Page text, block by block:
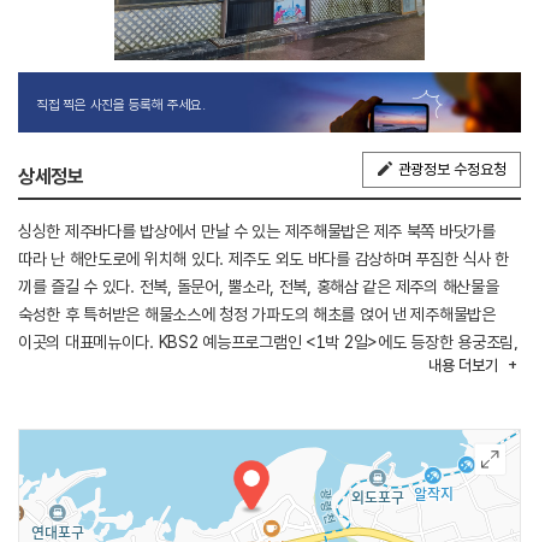
직접 찍은 사진을 등록해 주세요.
상세정보 관광정보 수정요청
싱싱한 제주바다를 밥상에서 만날 수 있는 제주해물밥은 제주 북쪽 바닷가를
따라 난 해안도로에 위치해 있다. 제주도 외도 바다를 감상하며 푸짐한 식사 한
끼를 즐길 수 있다. 전복, 돌문어, 뿔소라, 전복, 홍해삼 같은 제주의 해산물을
숙성한 후 특허받은 해물소스에 청정 가파도의 해초를 얹어 낸 제주해물밥은
이곳의 대표메뉴이다. KBS2 예능프로그램인 <1박 2일>에도 등장한 용궁조림,
그리고 가파도 성게만 올려 내놓는 성게밥, 전복과 성게를 듬뿍 넣어 끓인
많다.
내용 더보기